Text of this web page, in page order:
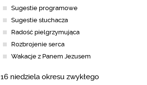
Sugestie programowe
Sugestie słuchacza
Radość pielgrzymująca
Rozbrojenie serca
Wakacje z Panem Jezusem
16 niedziela okresu zwykłego